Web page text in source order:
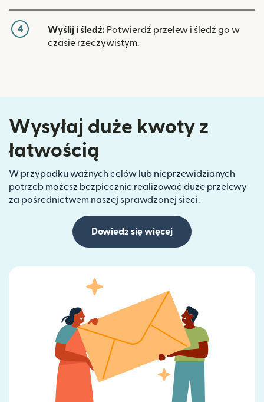
4 Wyślij i śledź: Potwierdź przelew i śledź go w
czasie rzeczywistym.
Wysyłaj duże kwoty z
łatwością
W przypadku ważnych celów lub nieprzewidzianych
potrzeb możesz bezpiecznie realizować duże przelewy
za pośrednictwem naszej sprawdzonej sieci.
Dowiedz się więcej